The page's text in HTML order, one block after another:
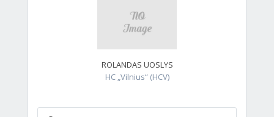
ROLANDAS UOSLYS
HC „Vilnius“ (HCV)